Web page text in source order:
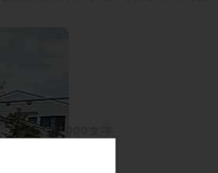
0/1000文字